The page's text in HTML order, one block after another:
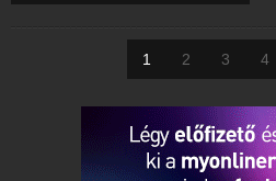
1 2 3 4